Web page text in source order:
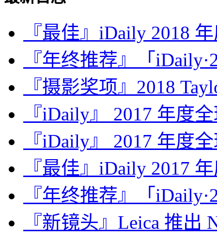
『最佳』iDaily 2018
『年终推荐』「
『摄影奖项』2018
『iDaily』 2017 年度
『iDaily』 2017 年度
『最佳』iDaily 2017
『年终推荐』「
『新镜头』Leica 推出